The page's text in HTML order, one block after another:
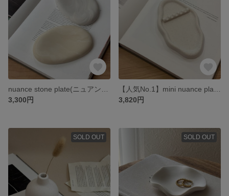
3,300円
3,820円
SOLD OUT SOLD OUT